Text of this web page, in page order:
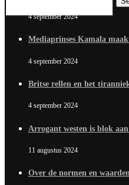
4 september 2024
Mediaprinses Kamala
4 september 2024
Britse rellen en het
4 september 2024
Arrogant westen is blok
11 augustus 2024
Over de normen en